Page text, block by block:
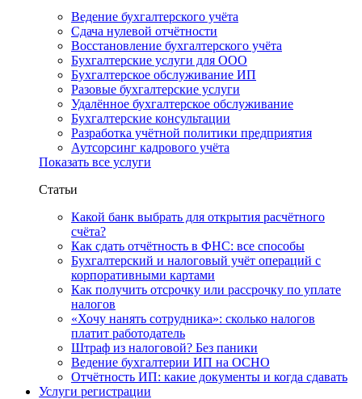
Ведение бухгалтерского учёта
Сдача нулевой отчётности
Восстановление бухгалтерского учёта
Бухгалтерские услуги для ООО
Бухгалтерское обслуживание ИП
Разовые бухгалтерские услуги
Удалённое бухгалтерское обслуживание
Бухгалтерские консультации
Разработка учётной политики предприятия
Аутсорсинг кадрового учёта
Показать все услуги
Статьи
Какой банк выбрать для открытия расчётного
счёта?
Как сдать отчётность в ФНС: все способы
Бухгалтерский и налоговый учёт операций с
корпоративными картами
Как получить отсрочку или рассрочку по уплате
налогов
«Хочу нанять сотрудника»: сколько налогов
платит работодатель
Штраф из налоговой? Без паники
Ведение бухгалтерии ИП на ОСНО
Отчётность ИП: какие документы и когда сдавать
Услуги регистрации